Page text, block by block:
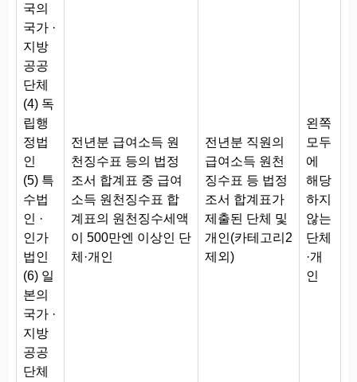
국의
국가 ·
지방
공공
단체
(4) 독
립행
정법
인
(5) 특
수법
인 ·
인가
법인
(6) 일
본의
국가 ·
지방
공공
단체
전년분 급여소득 원
천징수표 등의 법정
조서 합계표 중 급여
소득 원천징수표 합
계표의 원천징수세액
이 500만엔 이상인 단
체·개인
전년분 직원의
급여소득 원천
징수표 등 법정
조서 합계표가
제출된 단체 및
개인(카테고리2
제외)
왼쪽
모두
에
해당
하지
않는
단체
·개
인